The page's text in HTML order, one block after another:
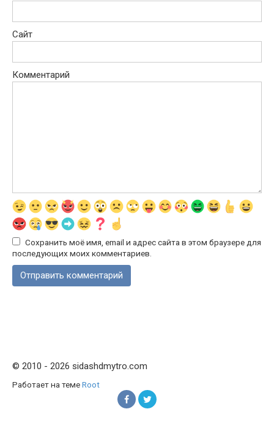
Сайт
Комментарий
Сохранить моё имя, email и адрес сайта в этом браузере для
последующих моих комментариев.
© 2010 - 2026 sidashdmytro.com
Работает на темеRoot